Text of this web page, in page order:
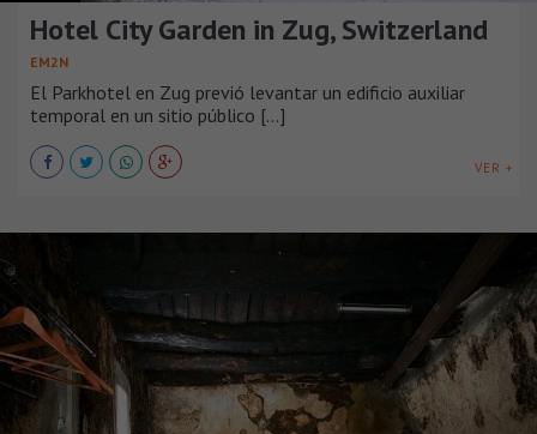
Hotel City Garden in Zug, Switzerland
EM2N
El Parkhotel en Zug previó levantar un edificio auxiliar
temporal en un sitio público [...]
VER +